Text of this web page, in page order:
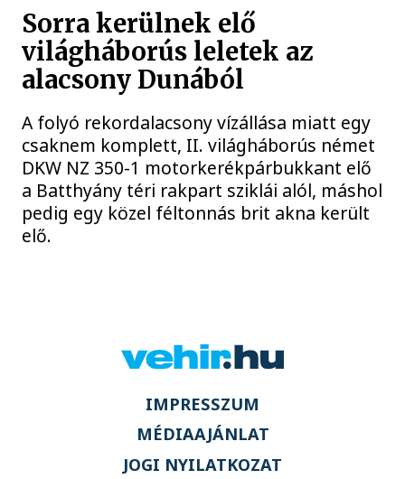
Sorra kerülnek elő
világháborús leletek az
alacsony Dunából
A folyó rekordalacsony vízállása miatt egy
csaknem komplett, II. világháborús német
DKW NZ 350-1 motorkerékpárbukkant elő
a Batthyány téri rakpart sziklái alól, máshol
pedig egy közel féltonnás brit akna került
elő.
IMPRESSZUM
MÉDIAAJÁNLAT
JOGI NYILATKOZAT